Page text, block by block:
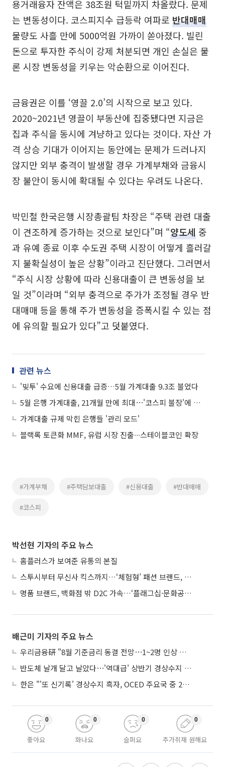
용거래융자 잔액은 38조원 턱밑까지 차올랐다. 문제
는 변동성이다. 코스피지수 급등락 여파로 반대매매
물량도 사흘 만에 5000억원 가까이 쏟아졌다. 빌린
돈으로 투자한 주식이 강제 처분되면 개인 손실은 물
론 시장 변동성을 키우는 악순환으로 이어진다.
금융권은 이를 ‘영끌 2.0’의 시작으로 보고 있다.
2020~2021년 영끌이 부동산에 집중됐다면 지금은
집과 주식을 동시에 겨냥하고 있다는 것이다. 자산 가
격 상승 기대가 이어지는 동안에는 문제가 드러나지
않지만 외부 충격이 발생할 경우 가계부채와 금융시
장 불안이 동시에 확대될 수 있다는 우려도 나온다.
박민철 한국은행 시장총괄팀 차장은 “주택 관련 대출
이 견조하게 증가하는 것으로 보인다”며 “양도세 중
과 유예 종료 이후 수도권 주택 시장이 어떻게 흘러갈
지 불확실성이 높은 상황”이라고 진단했다. 그러면서
“주식 시장 상황에 따라 신용대출이 큰 변동성을 보
일 것”이라며 “외부 충격으로 주가가 조정될 경우 반
대매매 등을 통해 주가 변동성을 증폭시킬 수 있는 점
에 유의할 필요가 있다”고 덧붙였다.
관련 뉴스
'빚투' 수요에 신용대출 급증…5월 가계대출 9.3조 불었다
5월 은행 가계대출, 21개월 만에 최대⋯'코스피 불장'에 기타대출 반등
가계대출 규제 막힌 은행들 '관리 모드'
블랙록 토큰화 MMF, 유럽 시장 진출∙∙∙스테이블코인 확장
#가계부채 #주택담보대출 #신용대출 #반대매매
#코스피
박선현 기자의 주요 뉴스
홈플러스가 보여준 유통의 본질
스투시부터 무신사 킥스까지…‘체험형’ 패션 브랜드, 잇단 제주행
명품 브랜드, 백화점 밖 D2C 가속…‘플래그십·문화공간’ 전략 눈길
배근미 기자의 주요 뉴스
우리금융硏 "8월 기준금리 동결 전망⋯1~2명 인상 소수의견 낼 것"
반도체 날개 달고 날았다⋯'역대급' 상반기 경상수지 흑자 2000억달러 육박
한은 "'또 신기록' 경상수지 흑자, OCED 주요국 중 2위⋯반도체 수출 효과"
좋아요
0
화나요
0
슬퍼요
0
추가취재 원해요
0